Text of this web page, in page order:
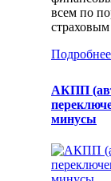
всем по
АКПП
минусы